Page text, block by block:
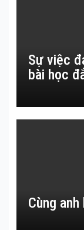
Sự việc
bài học
Cùng